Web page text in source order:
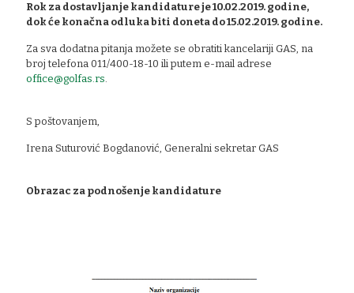
Rok za dostavljanje kandidature je 10.02.2019. godine,
dok će konačna odluka biti doneta do 15.02.2019. godine.
Za sva dodatna pitanja možete se obratiti kancelariji GAS, na
broj telefona 011/400-18-10 ili putem e-mail adrese
office@golfas.rs.
S poštovanjem,
Irena Suturović Bogdanović, Generalni sekretar GAS
Obrazac za podnošenje kandidature